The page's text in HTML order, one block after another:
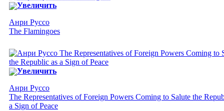
Увеличить
Анри Руссо
The Flamingoes
Увеличить
Анри Руссо
The Representatives of Foreign Powers Coming to Salute the
a Sign of Peace